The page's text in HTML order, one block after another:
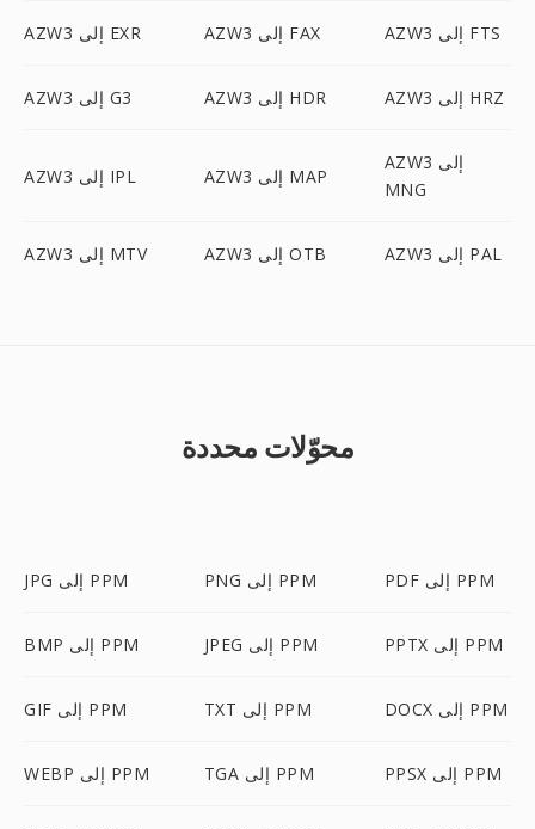
AZW3 إلى EXR AZW3 إلى FAX AZW3 إلى FTS
AZW3 إلى G3 AZW3 إلى HDR AZW3 إلى HRZ
AZW3 إلى IPL AZW3 إلى MAP
AZW3 إلى
MNG
AZW3 إلى MTV AZW3 إلى OTB AZW3 إلى PAL
محوّلات محددة
JPG إلى PPM PNG إلى PPM PDF إلى PPM
BMP إلى PPM JPEG إلى PPM PPTX إلى PPM
GIF إلى PPM TXT إلى PPM DOCX إلى PPM
WEBP إلى PPM TGA إلى PPM PPSX إلى PPM